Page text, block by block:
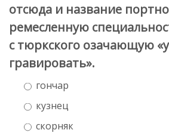
отсюда и название
ремесленную
с тюркского озачающую
гравировать».
гончар
кузнец
скорняк